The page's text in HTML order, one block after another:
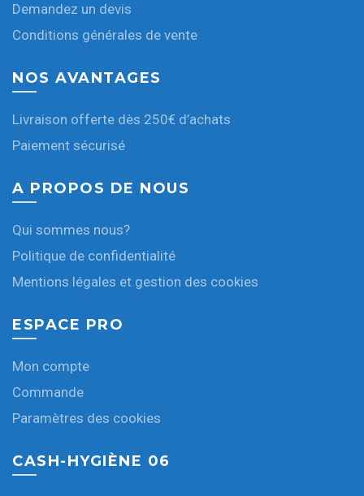
Demandez un devis
Conditions générales de vente
NOS AVANTAGES
Livraison offerte dès 250€ d’achats
Paiement sécurisé
A PROPOS DE NOUS
Qui sommes nous?
Politique de confidentialité
Mentions légales et gestion des cookies
ESPACE PRO
Mon compte
Commande
Paramètres des cookies
CASH-HYGIÈNE 06